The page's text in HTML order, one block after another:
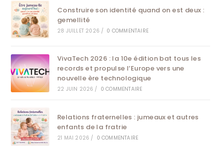
Construire son identité quand on est deux :
gemellité
28 JUILLET 2026 / 0 COMMENTAIRE
VivaTech 2026 : la 10e édition bat tous les
records et propulse l’Europe vers une
nouvelle ère technologique
22 JUIN 2026 / 0 COMMENTAIRE
Relations fraternelles : jumeaux et autres
enfants de la fratrie
21 MAI 2026 / 0 COMMENTAIRE